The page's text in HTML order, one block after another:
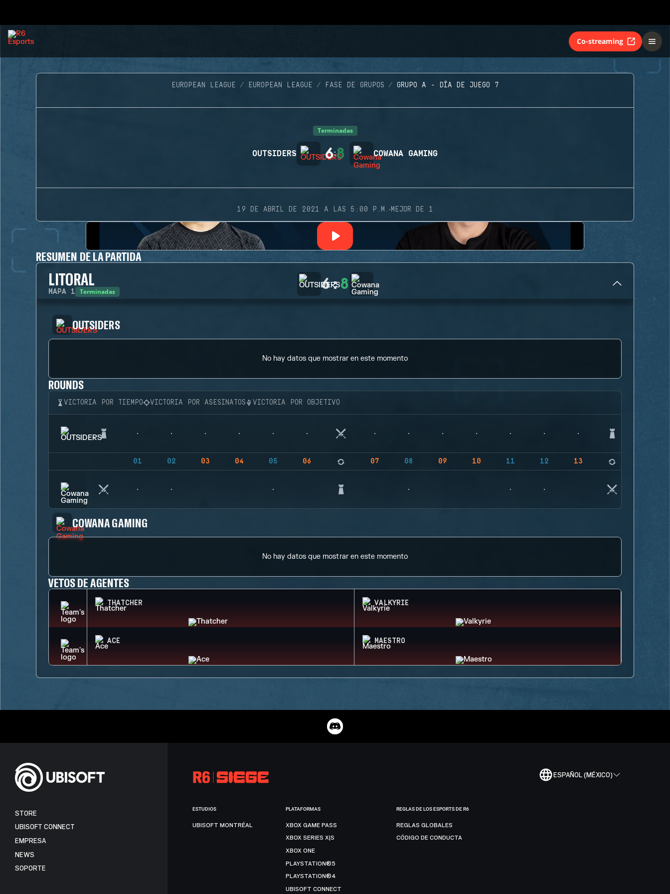
Co-streaming
EUROPEAN LEAGUE EUROPEAN LEAGUE FASE DE GRUPOS GRUPO A - DÍA DE JUEGO 7
Terminadas
OUTSIDERS 6:8 COWANA GAMING
19 DE ABRIL DE 2021 A LAS 5:00 P.M. ·MEJOR DE 1
RESUMEN DE LA PARTIDA
LITORAL
MAPA 1 Terminadas 6:8
OUTSIDERS
No hay datos que mostrar en este momento
ROUNDS
VICTORIA POR TIEMPO VICTORIA POR ASESINATOS VICTORIA POR OBJETIVO
01 02 03 04 05 06 07 08 09 10 11 12 13
COWANA GAMING
No hay datos que mostrar en este momento
VETOS DE AGENTES
THATCHER VALKYRIE
ACE MAESTRO
ESPAÑOL (MÉXICO)
STORE
UBISOFT CONNECT
EMPRESA
NEWS
SOPORTE
ESTUDIOS
UBISOFT MONTRÉAL
PLATAFORMAS
XBOX GAME PASS
XBOX SERIES X|S
XBOX ONE
PLAYSTATION®5
PLAYSTATION®4
UBISOFT CONNECT
REGLAS DE LOS ESPORTS DE R6
REGLAS GLOBALES
CÓDIGO DE CONDUCTA